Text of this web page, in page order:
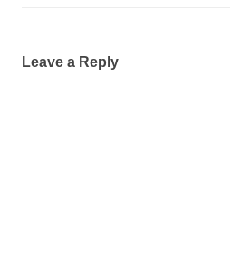
Leave a Reply